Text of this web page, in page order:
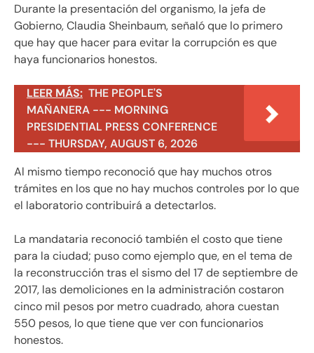
Durante la presentación del organismo, la jefa de
Gobierno, Claudia Sheinbaum, señaló que lo primero
que hay que hacer para evitar la corrupción es que
haya funcionarios honestos.
LEER MÁS: THE PEOPLE'S
MAÑANERA --- MORNING
PRESIDENTIAL PRESS CONFERENCE
--- THURSDAY, AUGUST 6, 2026
Al mismo tiempo reconoció que hay muchos otros
trámites en los que no hay muchos controles por lo que
el laboratorio contribuirá a detectarlos.
La mandataria reconoció también el costo que tiene
para la ciudad; puso como ejemplo que, en el tema de
la reconstrucción tras el sismo del 17 de septiembre de
2017, las demoliciones en la administración costaron
cinco mil pesos por metro cuadrado, ahora cuestan
550 pesos, lo que tiene que ver con funcionarios
honestos.